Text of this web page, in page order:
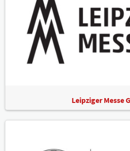
Leipziger Messe